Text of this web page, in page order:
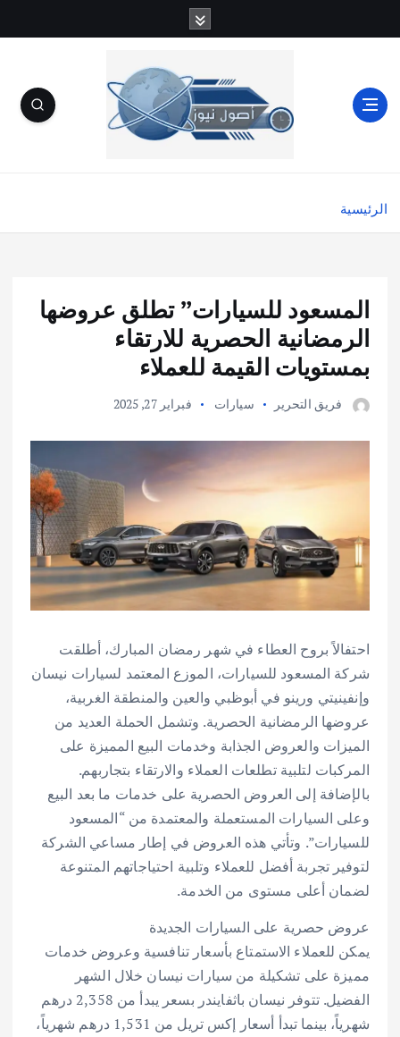
ل
الرئيسية
المسعود للسيارات” تطلق عروضها
الرمضانية الحصرية للارتقاء
بمستويات القيمة للعملاء
فريق التحرير سيارات فبراير 27, 2025
احتفالاً بروح العطاء في شهر رمضان المبارك، أطلقت
شركة المسعود للسيارات، الموزع المعتمد لسيارات نيسان
وإنفينيتي ورينو في أبوظبي والعين والمنطقة الغربية،
عروضها الرمضانية الحصرية. وتشمل الحملة العديد من
الميزات والعروض الجذابة وخدمات البيع المميزة على
المركبات لتلبية تطلعات العملاء والارتقاء بتجاربهم.
بالإضافة إلى العروض الحصرية على خدمات ما بعد البيع
وعلى السيارات المستعملة والمعتمدة من “المسعود
للسيارات”. وتأتي هذه العروض في إطار مساعي الشركة
لتوفير تجربة أفضل للعملاء وتلبية احتياجاتهم المتنوعة
لضمان أعلى مستوى من الخدمة.
عروض حصرية على السيارات الجديدة
يمكن للعملاء الاستمتاع بأسعار تنافسية وعروض خدمات
مميزة على تشكيلة من سيارات نيسان خلال الشهر
الفضيل. تتوفر نيسان باثفايندر بسعر يبدأ من 2,358 درهم
شهرياً، بينما تبدأ أسعار إكس تريل من 1,531 درهم شهرياً،